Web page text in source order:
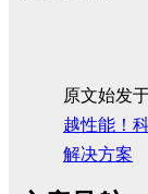
原文始发
越性能！
解决方案